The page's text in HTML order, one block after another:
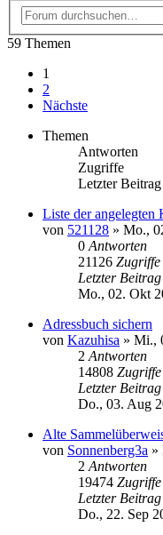
59 Themen
1
2
Nächste
Themen
Antworten
Zugriffe
Letzter Beitrag
Liste der angelegten
von 521128 » Mo.,
0 Antworten
21126 Zugriffe
Letzter Beitrag
Mo., 02. Okt
Adressbuch sichern
von Kazuhisa » Mi.,
2 Antworten
14808 Zugriffe
Letzter Beitrag
Do., 03. Aug
Alte
von Sonnenberg3a »
2 Antworten
19474 Zugriffe
Letzter Beitrag
Do., 22. Sep